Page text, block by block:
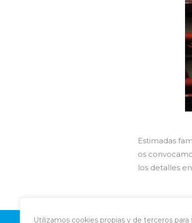
Utilizamos cookies propias y de terceros para
Estimadas
os
los detalles